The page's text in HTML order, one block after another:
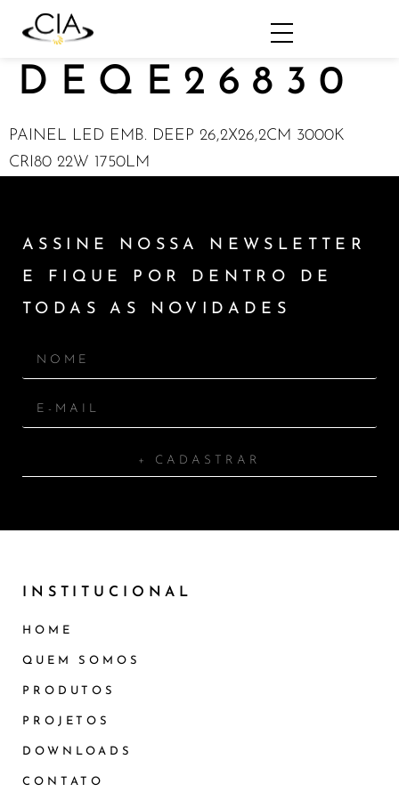
DEQE26830
PAINEL LED EMB. DEEP 26,2X26,2CM 3000K
CRI80 22W 1750LM
ASSINE NOSSA NEWSLETTER
E FIQUE POR DENTRO DE
TODAS AS NOVIDADES
+ CADASTRAR
INSTITUCIONAL
HOME
QUEM SOMOS
PRODUTOS
PROJETOS
DOWNLOADS
CONTATO